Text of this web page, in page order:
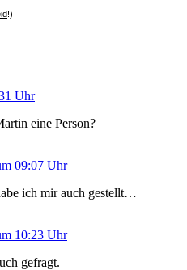
!)
Uhr
eine Person?
09:07 Uhr
ich mir auch gestellt…
10:23 Uhr
gefragt.